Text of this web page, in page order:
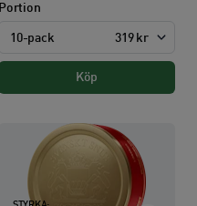
Portion
10-pack 319 kr
Köp